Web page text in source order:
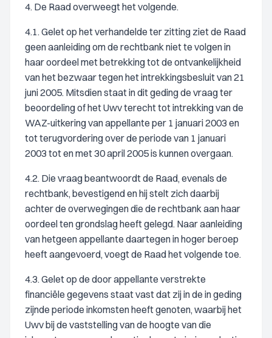
4. De Raad overweegt het volgende.
4.1. Gelet op het verhandelde ter zitting ziet de Raad
geen aanleiding om de rechtbank niet te volgen in
haar oordeel met betrekking tot de ontvankelijkheid
van het bezwaar tegen het intrekkingsbesluit van 21
juni 2005. Mitsdien staat in dit geding de vraag ter
beoordeling of het Uwv terecht tot intrekking van de
WAZ-uitkering van appellante per 1 januari 2003 en
tot terugvordering over de periode van 1 januari
2003 tot en met 30 april 2005 is kunnen overgaan.
4.2. Die vraag beantwoordt de Raad, evenals de
rechtbank, bevestigend en hij stelt zich daarbij
achter de overwegingen die de rechtbank aan haar
oordeel ten grondslag heeft gelegd. Naar aanleiding
van hetgeen appellante daartegen in hoger beroep
heeft aangevoerd, voegt de Raad het volgende toe.
4.3. Gelet op de door appellante verstrekte
financiële gegevens staat vast dat zij in de in geding
zijnde periode inkomsten heeft genoten, waarbij het
Uwv bij de vaststelling van de hoogte van die